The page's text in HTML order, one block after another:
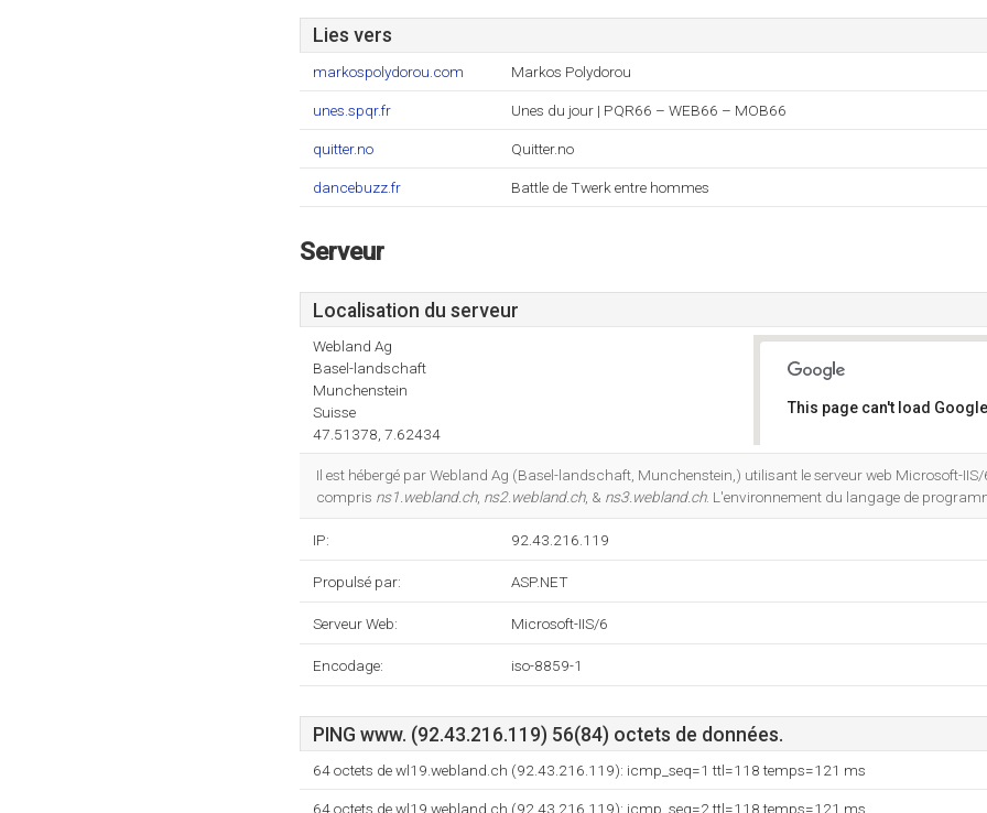
Lies vers
markospolydorou.com Markos Polydorou
unes.spqr.fr Unes du jour | PQR66 – WEB66 – MOB66
quitter.no Quitter.no
dancebuzz.fr Battle de Twerk entre hommes
Serveur
Localisation du serveur
Webland Ag
Basel-landschaft
Munchenstein
Suisse
47.51378, 7.62434
This page can't load
Il est hébergé par Webland Ag (Basel-landschaft, Munchenstein,) utilisant le serveur web Microsoft-IIS/
compris ns1.webland.ch, ns2.webland.ch, & ns3.webland.ch. L'environnement du langage de
IP: 92.43.216.119
Propulsé par: ASP.NET
Serveur Web: Microsoft-IIS/6
Encodage: iso-8859-1
PING www. (92.43.216.119) 56(84) octets de données.
64 octets de wl19.webland.ch (92.43.216.119): icmp_seq=1 ttl=118 temps=121 ms
64 octets de wl19.webland.ch (92.43.216.119): icmp_seq=2 ttl=118 temps=121 ms